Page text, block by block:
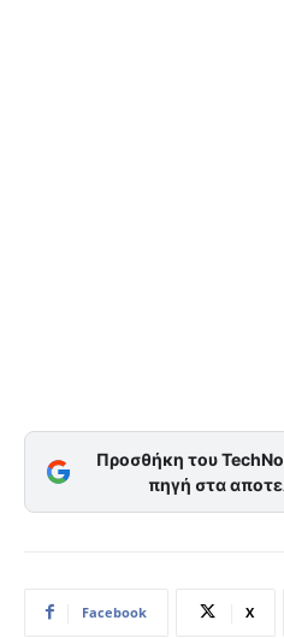
Προσθήκη του
πηγή στα
Facebook X